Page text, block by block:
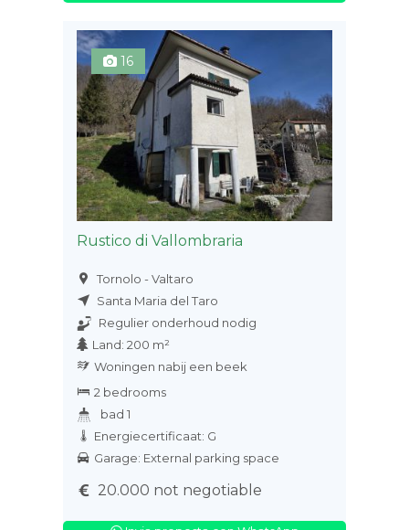
16
Rustico di Vallombraria
Tornolo - Valtaro
Santa Maria del Taro
Regulier onderhoud nodig
Land: 200 m²
Woningen nabij een beek
2 bedrooms
bad 1
Energiecertificaat: G
Garage: External parking space
20.000 not negotiable